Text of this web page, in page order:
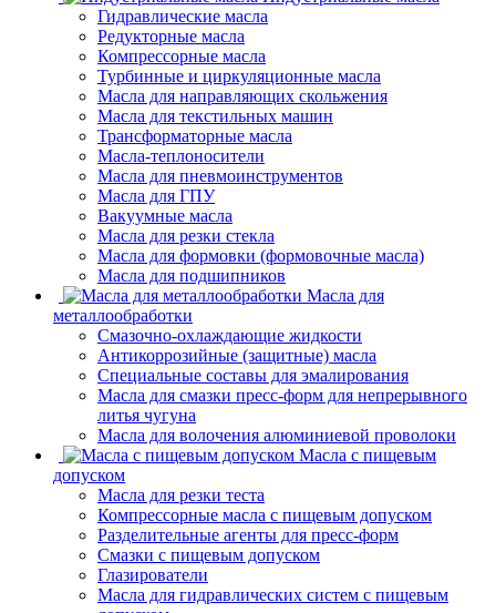
Гидравлические масла
Редукторные масла
Компрессорные масла
Турбинные и циркуляционные масла
Масла для направляющих скольжения
Масла для текстильных машин
Трансформаторные масла
Масла-теплоносители
Масла для пневмоинструментов
Масла для ГПУ
Вакуумные масла
Масла для резки стекла
Масла для формовки (формовочные масла)
Масла для подшипников
Масла для
металлообработки
Смазочно-охлаждающие жидкости
Антикоррозийные (защитные) масла
Специальные составы для эмалирования
Масла для смазки пресс-форм для непрерывного
литья чугуна
Масла для волочения алюминиевой проволоки
Масла с пищевым
допуском
Масла для резки теста
Компрессорные масла с пищевым допуском
Разделительные агенты для пресс-форм
Смазки с пищевым допуском
Глазирователи
Масла для гидравлических систем с пищевым